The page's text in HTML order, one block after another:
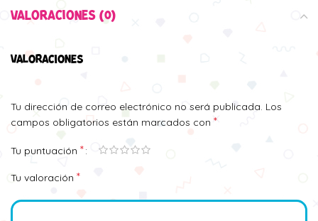
VALORACIONES (0)
VALORACIONES
Tu dirección de correo electrónico no será publicada. Los
campos obligatorios están marcados con *
Tu puntuación *
Tu valoración *